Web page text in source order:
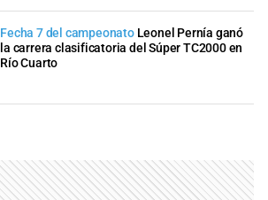
Fecha 7 del campeonato Leonel Pernía ganó
la carrera clasificatoria del Súper TC2000 en
Río Cuarto